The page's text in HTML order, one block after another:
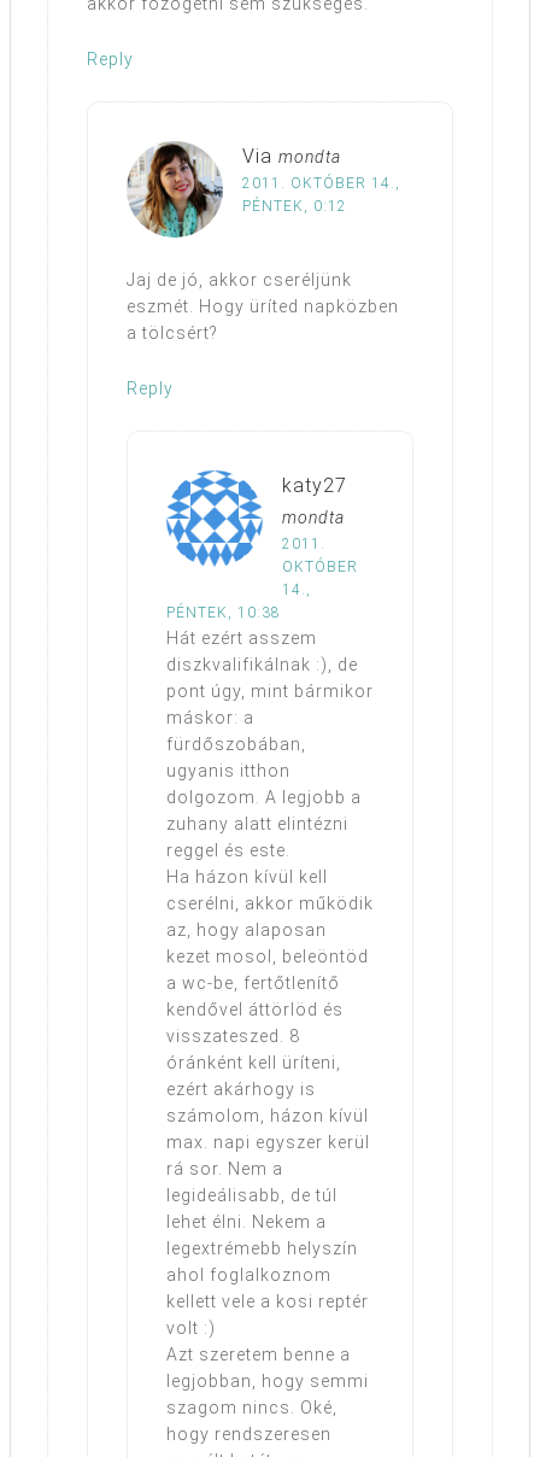
Reply
Via mondta
2011. OKTÓBER 14.,
PÉNTEK, 0:12
Jaj de jó, akkor cseréljünk
eszmét. Hogy üríted napközben
a tölcsért?
Reply
katy27
mondta
2011.
OKTÓBER
14.,
PÉNTEK, 10:38
Hát ezért asszem
diszkvalifikálnak :), de
pont úgy, mint bármikor
máskor: a
fürdőszobában,
ugyanis itthon
dolgozom. A legjobb a
zuhany alatt elintézni
reggel és este.
Ha házon kívül kell
cserélni, akkor működik
az, hogy alaposan
kezet mosol, beleöntöd
a wc-be, fertőtlenítő
kendővel áttörlöd és
visszateszed. 8
óránként kell üríteni,
ezért akárhogy is
számolom, házon kívül
max. napi egyszer kerül
rá sor. Nem a
legideálisabb, de túl
lehet élni. Nekem a
legextrémebb helyszín
ahol foglalkoznom
kellett vele a kosi reptér
volt :)
Azt szeretem benne a
legjobban, hogy semmi
szagom nincs. Oké,
hogy rendszeresen